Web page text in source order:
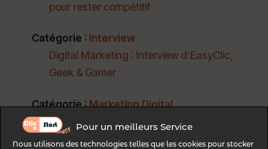
Pour un meilleurs Service
Nous utilisons des technologies telles que les cookies pour stocker
pour rester compétitif
Catégorie : Interview
Digital Marketing : Interview d’EasyClic,
Geek & Gamer
Catégorie :Marketing Digital
Soldes d’hiver 2026 : Comment booster
votre SEO Local pour attirer plus de clients